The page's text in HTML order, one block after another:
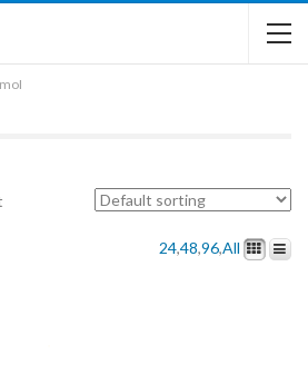
24,48,96,All